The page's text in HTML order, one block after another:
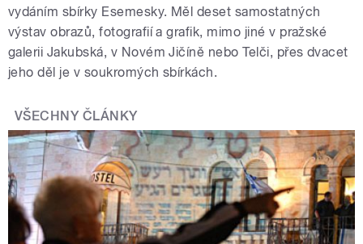
vydáním sbírky Esemesky. Měl deset samostatných
výstav obrazů, fotografií a grafik, mimo jiné v pražské
galerii Jakubská, v Novém Jičíně nebo Telči, přes dvacet
jeho děl je v soukromých sbírkách.
VŠECHNY ČLÁNKY